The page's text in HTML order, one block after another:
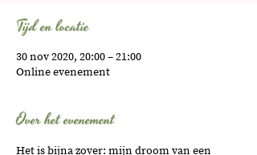
Tijd en locatie
30 nov 2020, 20:00 – 21:00
Online evenement
Over het evenement
Het is bijna zover: mijn droom van een